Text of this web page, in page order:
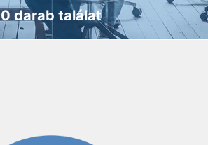
0 darab találat